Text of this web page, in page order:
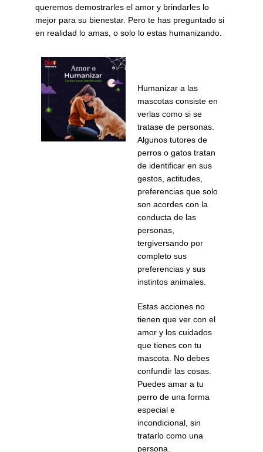
queremos demostrarles el amor y brindarles lo
mejor para su bienestar. Pero te has preguntado si
en realidad lo amas, o solo lo estas humanizando.
Humanizar a las
mascotas consiste en
verlas como si se
tratase de personas.
Algunos tutores de
perros o gatos tratan
de identificar en sus
gestos, actitudes,
preferencias que solo
son acordes con la
conducta de las
personas,
tergiversando por
completo sus
preferencias y sus
instintos animales.
Estas acciones no
tienen que ver con el
amor y los cuidados
que tienes con tu
mascota. No debes
confundir las cosas.
Puedes amar a tu
perro de una forma
especial e
incondicional, sin
tratarlo como una
persona.